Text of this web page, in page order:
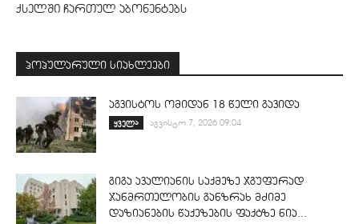
ქსელში ჩართულ აბონენტებს
პოპულარული სიახლეები
აგვისტოს ომიდან 18 წელი გავიდა
ყველა აგვისტო 7, 2026 09:04
გიგა ავალიანის საქმეზე ჯგუფურად
ჯანმრთელობის განზრახ მძიმე
დაზიანების წაქეზების ფაქტზე ნია...